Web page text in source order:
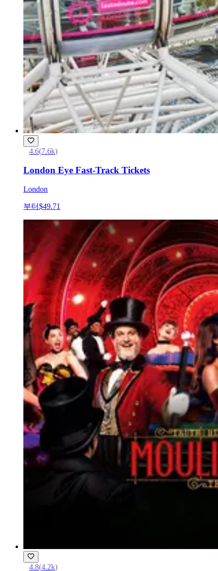
4.6(7.6k)
London Eye Fast-Track Tickets
London
부터$49.71
4.8(4.2k)